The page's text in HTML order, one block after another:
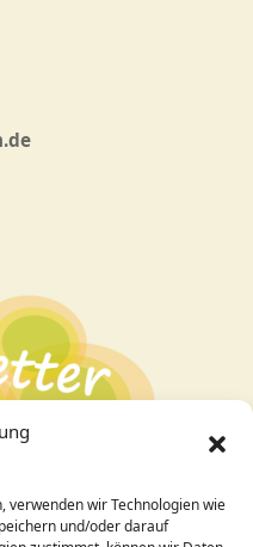
verwenden wir Technologien wie
und/oder darauf
hier zum